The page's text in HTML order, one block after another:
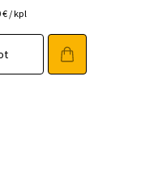
€ / kpl